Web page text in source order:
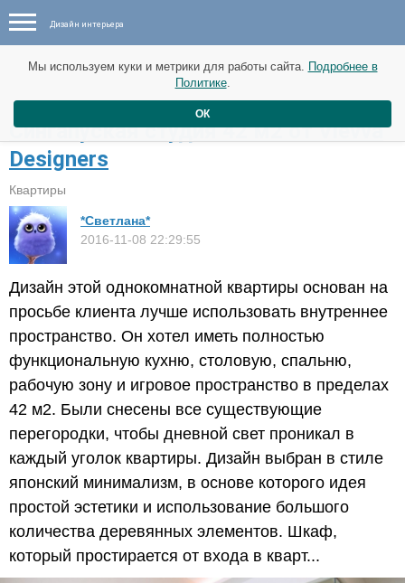
Дизайн интерьера
Сингапуская студия 42 м2 от Vievva
Designers
Квартиры
*Светлана*
2016-11-08 22:29:55
Дизайн этой однокомнатной квартиры основан на
просьбе клиента лучше использовать внутреннее
пространство. Он хотел иметь полностью
функциональную кухню, столовую, спальню,
рабочую зону и игровое пространство в пределах
42 м2. Были снесены все существующие
перегородки, чтобы дневной свет проникал в
каждый уголок квартиры. Дизайн выбран в стиле
японский минимализм, в основе которого идея
простой эстетики и использование большого
количества деревянных элементов. Шкаф,
который простирается от входа в кварт...
Мы используем куки и метрики для работы сайта. Подробнее в
Политике.
ОК